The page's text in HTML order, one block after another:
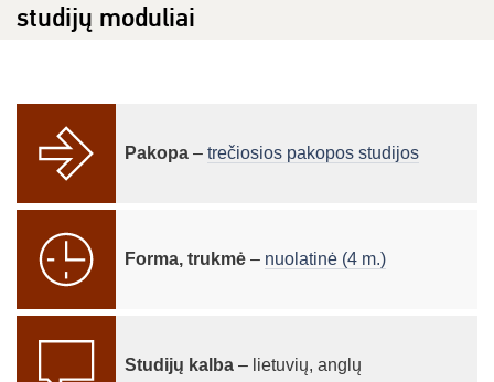
studijų moduliai
Pakopa – trečiosios pakopos studijos
Forma, trukmė – nuolatinė (4 m.)
Studijų kalba – lietuvių, anglų